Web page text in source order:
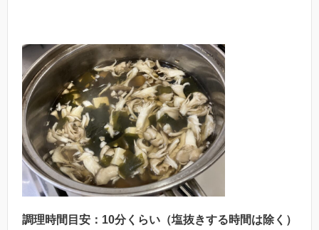
調理時間目安：10分くらい（塩抜きする時間は除く）